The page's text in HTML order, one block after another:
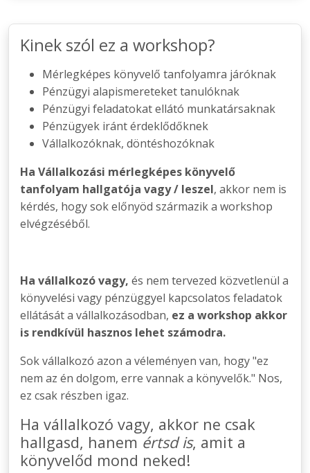
Kinek szól ez a workshop?
Mérlegképes könyvelő tanfolyamra járóknak
Pénzügyi alapismereteket tanulóknak
Pénzügyi feladatokat ellátó munkatársaknak
Pénzügyek iránt érdeklődőknek
Vállalkozóknak, döntéshozóknak
Ha Vállalkozási mérlegképes könyvelő
tanfolyam hallgatója vagy / leszel, akkor nem is
kérdés, hogy sok előnyöd származik a workshop
elvégzéséből.
Ha vállalkozó vagy, és nem tervezed közvetlenül a
könyvelési vagy pénzüggyel kapcsolatos feladatok
ellátását a vállalkozásodban, ez a workshop akkor
is rendkívül hasznos lehet számodra.
Sok vállalkozó azon a véleményen van, hogy "ez
nem az én dolgom, erre vannak a könyvelők." Nos,
ez csak részben igaz.
Ha vállalkozó vagy, akkor ne csak
hallgasd, hanem értsd is, amit a
könyvelőd mond neked!